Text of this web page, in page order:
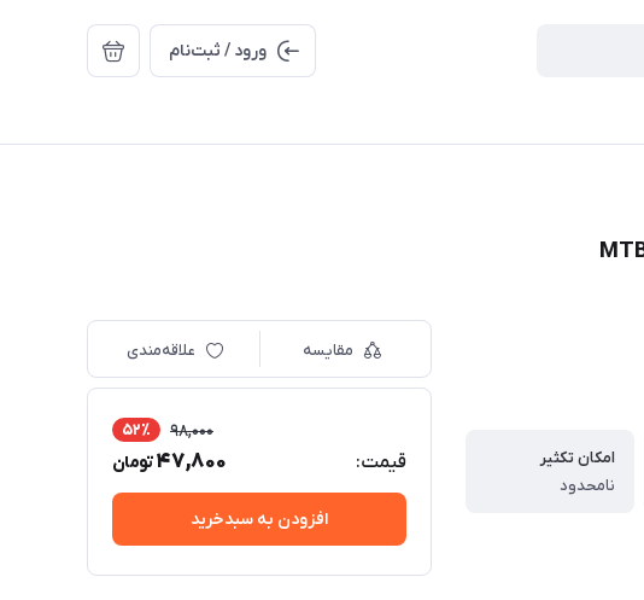
ورود / ثبت‌نام
امکان تکثیر
نامحدود
مقایسه علاقه‌مندی
قیمت:
98,000 52٪
47,800تومان
افزودن به سبدخرید